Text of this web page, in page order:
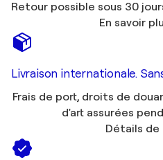
Retour possible sous 30
En savoir
Livraison internationale.
Frais de port, droits de
d'art assurées
Détails de